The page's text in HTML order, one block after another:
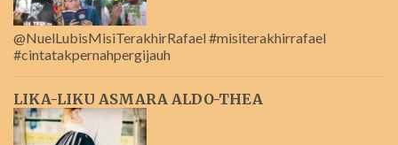
@NuelLubisMisiTerakhirRafael #misiterakhirrafael
#cintatakpernahpergijauh
LIKA-LIKU ASMARA ALDO-THEA